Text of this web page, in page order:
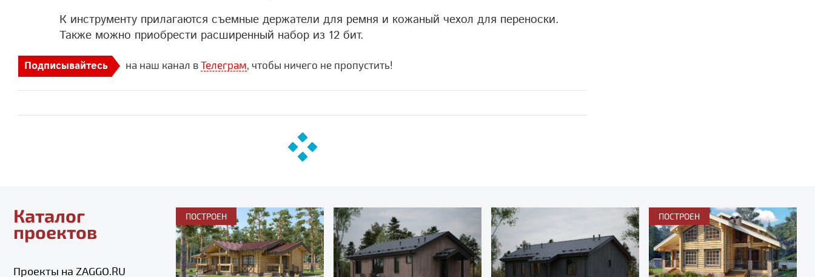
К инструменту прилагаются съемные держатели для ремня и кожаный чехол для переноски.
Также можно приобрести расширенный набор из 12 бит.
Подписывайтесь на наш канал в Телеграм, чтобы ничего не пропустить!
Каталог
проектов
Проекты на ZAGGO.RU
ПОСТРОЕН ПОСТРОЕН